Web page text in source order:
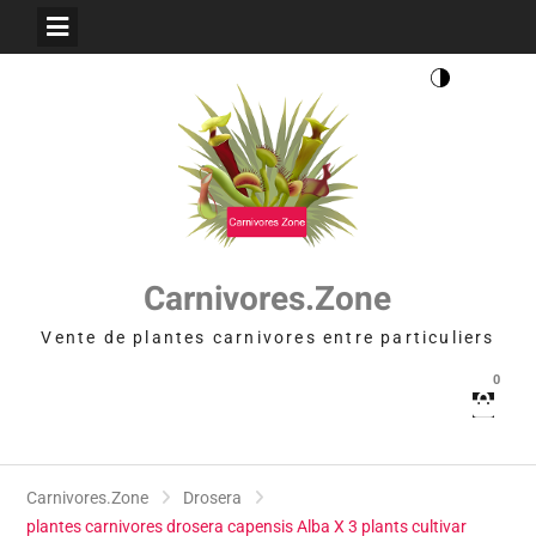
Carnivores.Zone
Vente de plantes carnivores entre particuliers
0
Carnivores.Zone
Drosera
plantes carnivores drosera capensis Alba X 3 plants cultivar